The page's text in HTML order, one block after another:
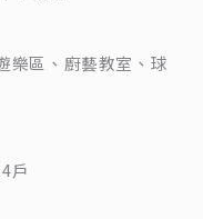
樂區、廚藝教室、球
戶